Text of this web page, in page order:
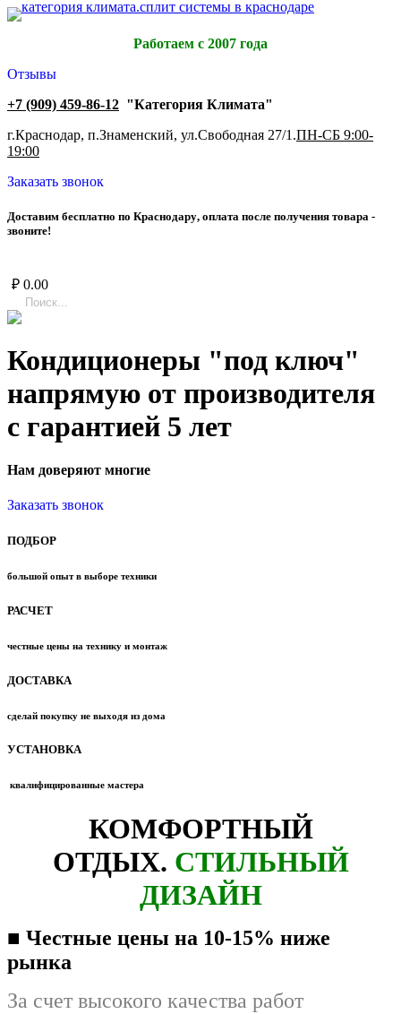
Работаем с 2007 года
Отзывы
+7 (909) 459-86-12 "Категория Климата"
г.Краснодар, п.Знаменский, ул.Свободная 27/1.ПН-СБ 9:00-
19:00
Заказать звонок
Доставим бесплатно по Краснодару, оплата после получения товара -
звоните!
₽ 0.00
Кондиционеры "под ключ"
напрямую от производителя
с гарантией 5 лет
Нам доверяют многие
Заказать звонок
ПОДБОР
большой опыт в выборе техники
РАСЧЕТ
честные цены на технику и монтаж
ДОСТАВКА
сделай покупку не выходя из дома
УСТАНОВКА
квалифицированные мастера
КОМФОРТНЫЙ
ОТДЫХ. СТИЛЬНЫЙ
ДИЗАЙН
■ Честные цены на 10-15% ниже
рынка
За счет высокого качества работ